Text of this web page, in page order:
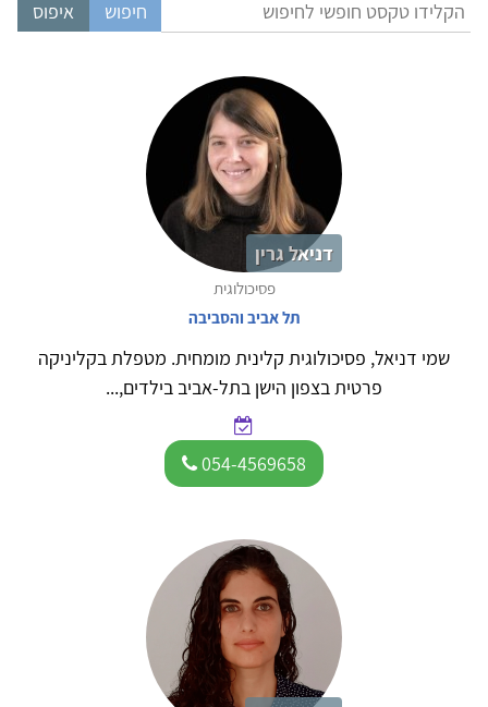
דניאל גרין
פסיכולוגית
תל אביב והסביבה
שמי דניאל, פסיכולוגית קלינית מומחית. מטפלת בקליניקה
פרטית בצפון הישן בתל-אביב בילדים,...
054-4569658